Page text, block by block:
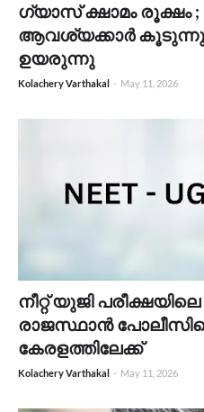
ഗ്യാസ് ക്ഷാമം രൂക്ഷം ;
ആവശ്യക്കാർ കൂടുന്നു,
ഉയരുന്നു
Kolachery Varthakal - May 11, 2026
നീറ്റ് യുജി
രാജസ്ഥാൻ
കേരളത്തിലേക്ക്
Kolachery Varthakal - May 11, 2026